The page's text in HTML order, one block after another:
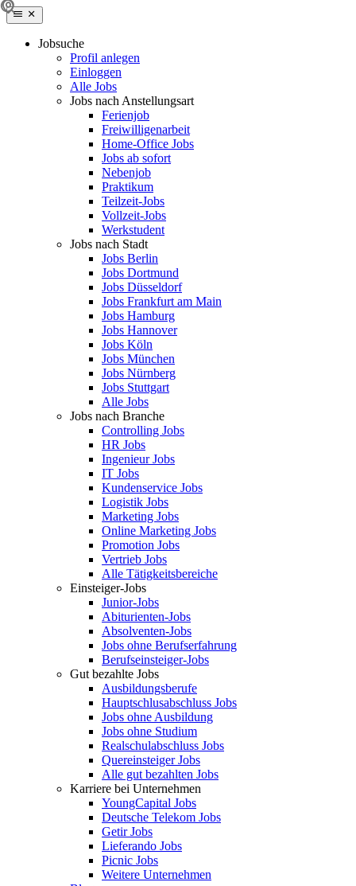
Jobsuche
Profil anlegen
Einloggen
Alle Jobs
Jobs nach Anstellungsart
Ferienjob
Freiwilligenarbeit
Home-Office Jobs
Jobs ab sofort
Nebenjob
Praktikum
Teilzeit-Jobs
Vollzeit-Jobs
Werkstudent
Jobs nach Stadt
Jobs Berlin
Jobs Dortmund
Jobs Düsseldorf
Jobs Frankfurt am Main
Jobs Hamburg
Jobs Hannover
Jobs Köln
Jobs München
Jobs Nürnberg
Jobs Stuttgart
Alle Jobs
Jobs nach Branche
Controlling Jobs
HR Jobs
Ingenieur Jobs
IT Jobs
Kundenservice Jobs
Logistik Jobs
Marketing Jobs
Online Marketing Jobs
Promotion Jobs
Vertrieb Jobs
Alle Tätigkeitsbereiche
Einsteiger-Jobs
Junior-Jobs
Abiturienten-Jobs
Absolventen-Jobs
Jobs ohne Berufserfahrung
Berufseinsteiger-Jobs
Gut bezahlte Jobs
Ausbildungsberufe
Hauptschlusabschluss Jobs
Jobs ohne Ausbildung
Jobs ohne Studium
Realschulabschluss Jobs
Quereinsteiger Jobs
Alle gut bezahlten Jobs
Karriere bei Unternehmen
YoungCapital Jobs
Deutsche Telekom Jobs
Getir Jobs
Lieferando Jobs
Picnic Jobs
Weitere Unternehmen